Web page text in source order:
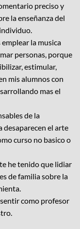
preciso y
la enseñanza del
la musica
personas, porque
estimular,
mis alumnos con
mas el
de la
desaparecen el arte
curso no basico o
he tenido que lidiar
de familia sobre la
como profesor